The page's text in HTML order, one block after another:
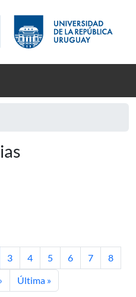
actual
Página
3 Página
4 Página
5 Página
6 Página
7 Página
8
página
Última página
Última »